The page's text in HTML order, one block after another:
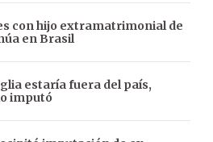
con hijo extramatrimonial de
en Brasil
estaría fuera del país,
imputó